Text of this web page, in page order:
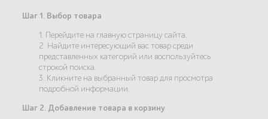
Шаг 1. Выбор товара
1. Перейдите на главную страницу сайта.
2. Найдите интересующий вас товар среди
представленных категорий или воспользуйтесь
строкой поиска.
3. Кликните на выбранный товар для просмотра
подробной информации.
Шаг 2. Добавление товара в корзину